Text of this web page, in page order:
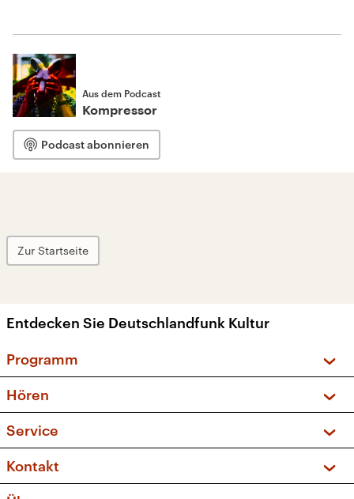
Aus dem Podcast
Kompressor
Podcast abonnieren
Zur Startseite
Entdecken Sie Deutschlandfunk Kultur
Programm
Sendungen und Podcasts
Musikliste
Kakadu – Das Kinderprogramm
Hören
Frequenzen (UKW + DAB+)
Service
FAQ
Apps
Kontakt